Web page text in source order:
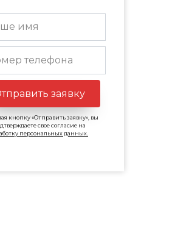
заявку
кнопку «Отправить заявку», вы
свое согласие на
персональных данных.